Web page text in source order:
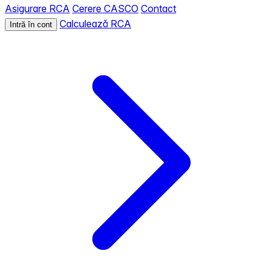
Asigurare RCA Cerere CASCO Contact
Intră în cont Calculează RCA